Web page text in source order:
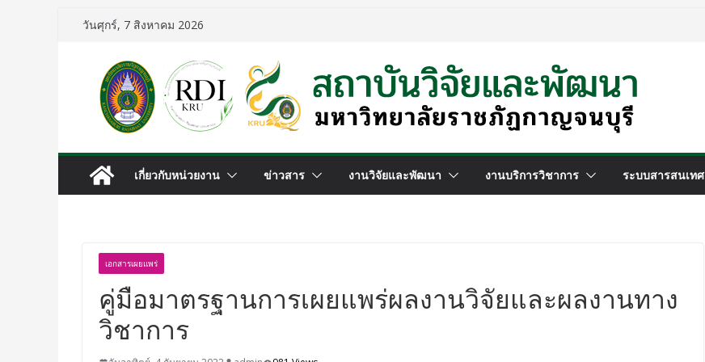
วันศุกร์, 7 สิงหาคม 2026
เกี่ยวกับหน่วยงาน ข่าวสาร งานวิจัยและพัฒนา งานบริการวิชาการ ระบบสารสนเทศ
เอกสารเผยแพร่
คู่มือมาตรฐานการเผยแพร่ผลงานวิจัยและผลงานทาง
วิชาการ